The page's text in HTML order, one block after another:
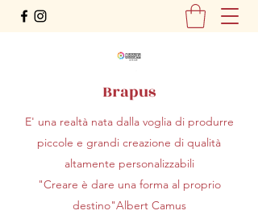
Brapus
E' una realtà nata dalla voglia di produrre
piccole e grandi creazione di qualità
altamente personalizzabili
"Creare è dare una forma al proprio
destino"Albert Camus